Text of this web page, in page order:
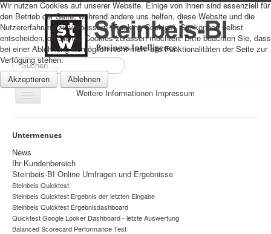
Suchen
...
Navigation
an/aus
Datenschutz
Impressum
Home
Prognosen
Untermenues
News
Ihr Kundenbereich
Steinbeis-BI Online Umfragen und Ergebnisse
Steinbeis Quicktest
Steinbeis Quicktest Ergebnis der letzten Eingabe
Steinbeis Quicktest Ergebnisdashboard
Quicktest Google Looker Dashboard - letzte Auswertung
Balanced Scorecard Performance Test
Wir nutzen Cookies auf unserer Website. Einige von ihnen sind essenziell für
den Betrieb der Seite, während andere uns helfen, diese Website und die
Nutzererfahrung zu verbessern (Tracking Cookies). Sie können selbst
entscheiden, ob Sie die Cookies zulassen möchten. Bitte beachten Sie, dass
bei einer Ablehnung womöglich nicht mehr alle Funktionalitäten der Seite zur
Verfügung stehen.
Akzeptieren
Ablehnen
Weitere Informationen Impressum